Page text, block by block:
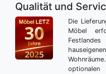
Qualität und
Die
Möbel